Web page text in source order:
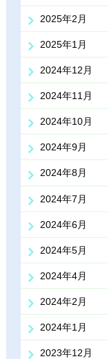
2025年2月
2025年1月
2024年12月
2024年11月
2024年10月
2024年9月
2024年8月
2024年7月
2024年6月
2024年5月
2024年4月
2024年2月
2024年1月
2023年12月